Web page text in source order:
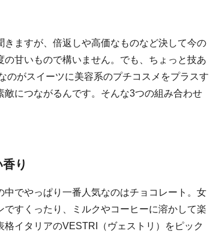
ますが、倍返しや高価なものなど決して今の
甘いもので構いません。でも、ちょっと技あ
のがスイーツに美容系のプチコスメをプラスす
につながるんです。そんな3つの組み合わせ
り
でやっぱり一番人気なのはチョコレート。女
すくったり、ミルクやコーヒーに溶かして楽
イタリアのVESTRI（ヴェストリ）をピック